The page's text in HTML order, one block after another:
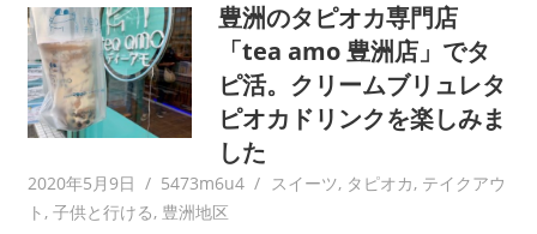
豊洲のタピオカ専門店
「tea amo 豊洲店」でタ
ピ活。クリームブリュレタ
ピオカドリンクを楽しみま
した
2020年5月9日 5473m6u4 スイーツ, タピオカ, テイクアウ
ト , 子供と行ける, 豊洲地区